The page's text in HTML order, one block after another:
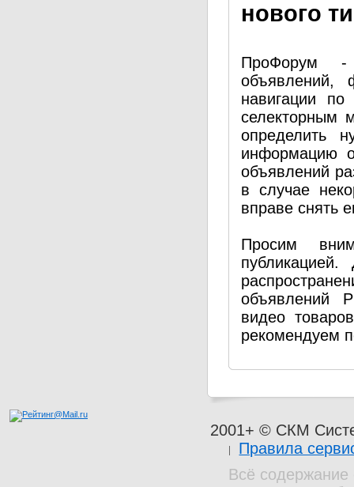
нового
ПроФорум -
объявлений,
навигации по
селекторным
определить
информацию
объявлений
в случае
вправе снять
Просим
объявлений
видео
рекомендуем
2001+ © СКМ
Правила
Всё содержание